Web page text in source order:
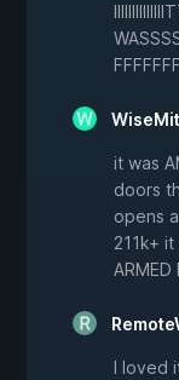
it was
doors
opens
211k+
ARMED
I loved